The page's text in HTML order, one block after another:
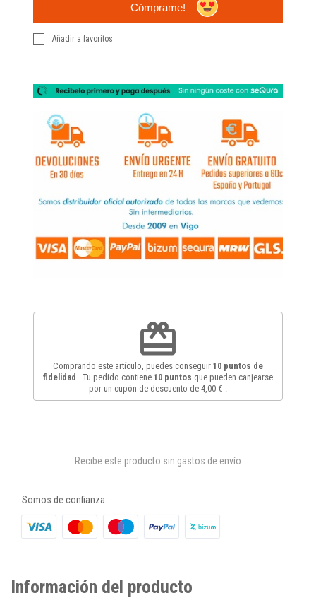
Cómprame!
Añadir a favoritos
redeem
Comprando este artículo, puedes conseguir 10 puntos de
fidelidad
. Tu pedido contiene 10 puntos que pueden canjearse
por un cupón de descuento de 4,00 €
Recibe este producto sin gastos de envío
Somos de confianza:
Información del producto